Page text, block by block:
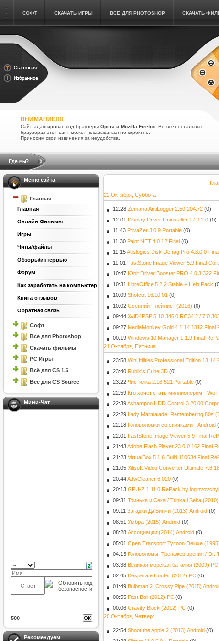
СОФТ СКАЧАТЬ ИГРЫ ВСЕ ДЛЯ PHOTOSHOP СКАЧАТЬ
ВНИМАНИЕ!!!!
Сайт адаптирован под браузеры Opera и Mozilla Firefox. Во всех остальных
браузерах этот сайт может показываться не коректно.
Приносим свои извинения за неудобства.
Меню сайта
Главная
Главная
Онлайн Фильмы
Игры
Читы/файлы
Обзоры/интервью
Форум
Как заработать на компьютер
Книга отзывов
Обратная связь
Софт
Все для Photoshop
Скачать фильмы
PC Игры
Всё для CS 1.6
Всё для CS Source
Мини-Чат
500
Рекомендуем
22 Октября, Суббота
12:28 Zemana AntiLogger 2.50.204.72 (0)
12:01 Display Driver Uninstaller 17.0.2.0 (0)
11:43 PrivaZer 3.0.9 Portable (0)
11:30 Paint.NET 4.0.12 Final (0)
11:15Auslogics Disk Defrag Pro 4.8.0.0
11:01 FastStone Image Viewer 5.9 Final
10:47 IObit Driver Booster PRO 4.0.3.322
10:31 LibreOffice 5.2.2 Stable + Help Pack
10:09 Shotcut 16.10.01 (0)
10:02 Осенний Плейлист (2016) (0)
09:44 XviD4PSP 5.10.346.0 RC34.2 /
09:27 MediaMonkey Gold 4.1.14.1812 Final
00:19 Windows 10 Manager 1.1.9 Final
21 Октября, Пятница
23:58 WinUtilities Professional Edition 13.14
23:40 Rubik's Cube 3D (0)
23:22 Чистилка 2.16.521 Portable (0)
22:59 Кто хочет стать миллионером -
22:39Ashampoo HDD Control 3.20.00
22:29 Lady Marmalade: Remembering 80s
22:18 Головоломки со спичками - Android
22:01 FastStone Image Viewer 5.9 Final
21:43Adobe Flash Player 23.0.0.162 Final
21:23 VirtualBox 5.1.6 Build 110634 Final
21:05 Xilisoft Video Converter Ultimate
20:44AdwCleaner 6.020 (0)
20:13 GPU-Z 1.11.0 RePack by
09:31 Тринька и Сека / Trinka i Seka
09:11 Загадки Да'Винчи (2013) Android (0)
08:51 Умбра (2015) Android (0)
08:28 Ассоциации (2014) Android (0)
05:01 Open Transport Tycoon Deluxe
04:13 Головоломы. Тренажер зрения / Dr.
03:38 Великая морская баталия (2009) PC
02:45 Desperate Hunter (2012) PC (0)
01:49 Bulbman 2: Crossy Pipe (2015)
00:55 Fast Ball (2012) PC (0)
00:06 Gravity Block (2012) PC (0)
20 Октября, Четверг
22:54 Shoot the Apple 2 (2013) Android (0)